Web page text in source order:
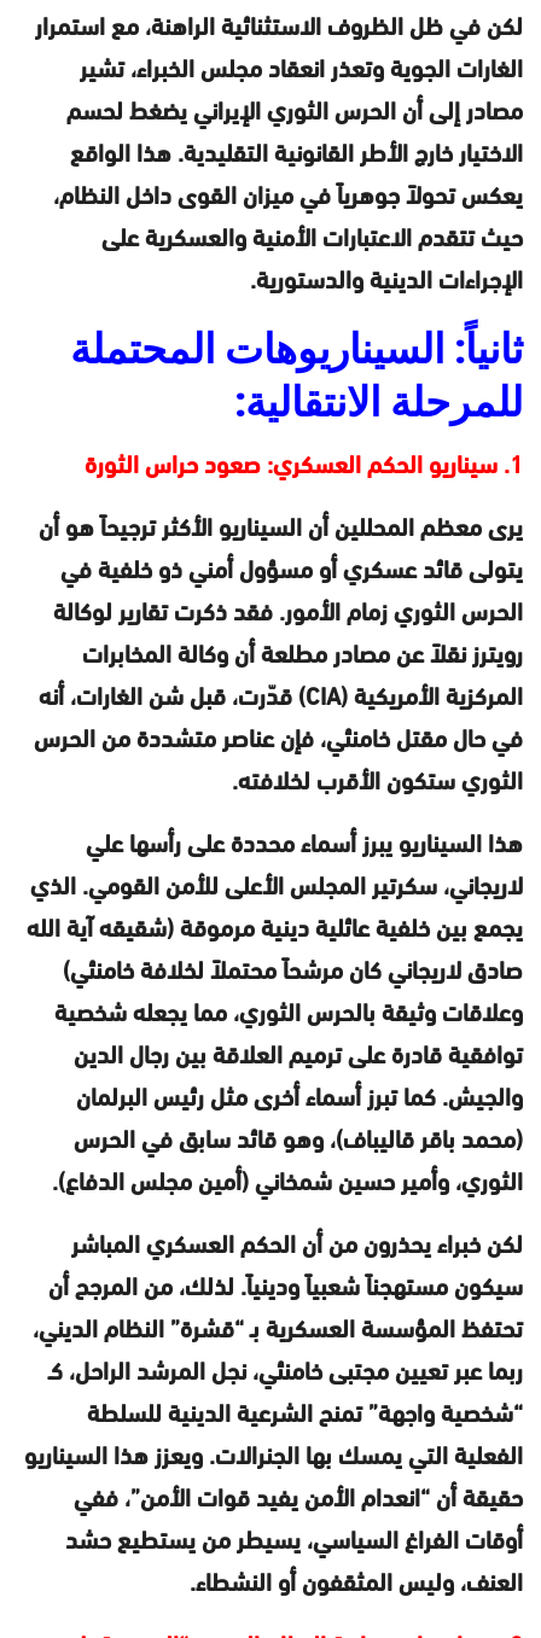
لكن في ظل الظروف الاستثنائية الراهنة، مع استمرار
الغارات الجوية وتعذر انعقاد مجلس الخبراء، تشير
مصادر إلى أن الحرس الثوري الإيراني يضغط لحسم
الاختيار خارج الأطر القانونية التقليدية. هذا الواقع
يعكس تحولاً جوهرياً في ميزان القوى داخل النظام،
حيث تتقدم الاعتبارات الأمنية والعسكرية على
الإجراءات الدينية والدستورية.
ثانياً: السيناريوهات المحتملة
للمرحلة الانتقالية:
1. سيناريو الحكم العسكري: صعود حراس الثورة
يرى معظم المحللين أن السيناريو الأكثر ترجيحاً هو أن
يتولى قائد عسكري أو مسؤول أمني ذو خلفية في
الحرس الثوري زمام الأمور. فقد ذكرت تقارير لوكالة
رويترز نقلاً عن مصادر مطلعة أن وكالة المخابرات
المركزية الأمريكية (CIA) قدّرت، قبل شن الغارات، أنه
في حال مقتل خامنئي، فإن عناصر متشددة من الحرس
الثوري ستكون الأقرب لخلافته.
هذا السيناريو يبرز أسماء محددة على رأسها علي
لاريجاني، سكرتير المجلس الأعلى للأمن القومي. الذي
يجمع بين خلفية عائلية دينية مرموقة (شقيقه آية الله
صادق لاريجاني كان مرشحاً محتملاً لخلافة خامنئي)
وعلاقات وثيقة بالحرس الثوري، مما يجعله شخصية
توافقية قادرة على ترميم العلاقة بين رجال الدين
والجيش. كما تبرز أسماء أخرى مثل رئيس البرلمان
(محمد باقر قالیباف)، وهو قائد سابق في الحرس
الثوري، وأمير حسين شمخاني (أمين مجلس الدفاع).
لكن خبراء يحذرون من أن الحكم العسكري المباشر
سيكون مستهجناً شعبياً ودينياً. لذلك، من المرجح أن
تحتفظ المؤسسة العسكرية بـ “قشرة” النظام الديني،
ربما عبر تعيين مجتبى خامنئي، نجل المرشد الراحل، كـ
“شخصية واجهة” تمنح الشرعية الدينية للسلطة
الفعلية التي يمسك بها الجنرالات. ويعزز هذا السيناريو
حقيقة أن “انعدام الأمن يفيد قوات الأمن”، ففي
أوقات الفراغ السياسي، يسيطر من يستطيع حشد
العنف، وليس المثقفون أو النشطاء.